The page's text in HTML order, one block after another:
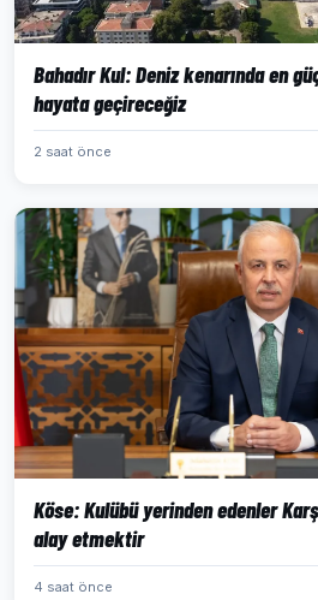
Bahadır Kul: Deniz kenarında en
hayata geçireceğiz
2 saat önce
Köse: Kulübü yerinden edenler
alay etmektir
4 saat önce